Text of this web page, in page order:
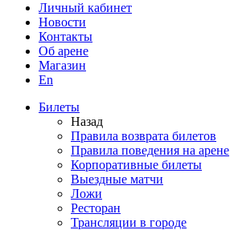
Личный кабинет
Новости
Контакты
Об арене
Магазин
En
Билеты
Назад
Правила возврата билетов
Правила поведения на арене
Корпоративные билеты
Выездные матчи
Ложи
Ресторан
Трансляции в городе